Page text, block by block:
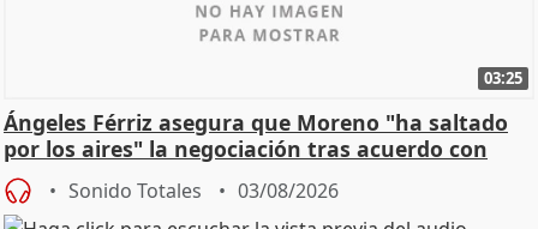
03:25
Ángeles Férriz asegura que Moreno "ha saltado
por los aires" la negociación tras acuerdo con
SMA
Sonido Totales 03/08/2026